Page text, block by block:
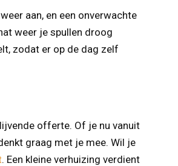
aan, en een onverwachte
weer je spullen droog
zodat er op de dag zelf
offerte. Of je nu vanuit
graag met je mee. Wil je
. Een kleine verhuizing verdient